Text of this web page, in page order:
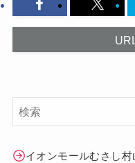
イオンモールむさし村